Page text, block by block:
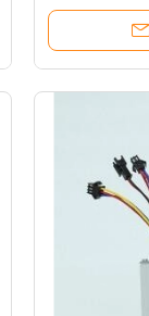
Elektrische